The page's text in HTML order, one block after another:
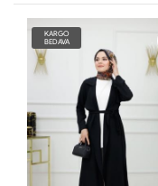
KARGO
BEDAVA